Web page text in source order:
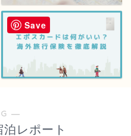
―
レポート
Save